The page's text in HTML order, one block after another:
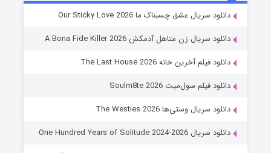
شوهردانلود سریال عشق چسبناک ما Our Sticky Love 2026
دانلود سریال زن متاهل آدمکش A Bona Fide Killer 2026
دانلود فیلم آخرین خانه The Last House 2026
دانلود فیلم سول‌میت Soulm8te 2026
دانلود سریال وستی‌ها The Westies 2026
دانلود سریال One Hundred Years of Solitude 2024-2026